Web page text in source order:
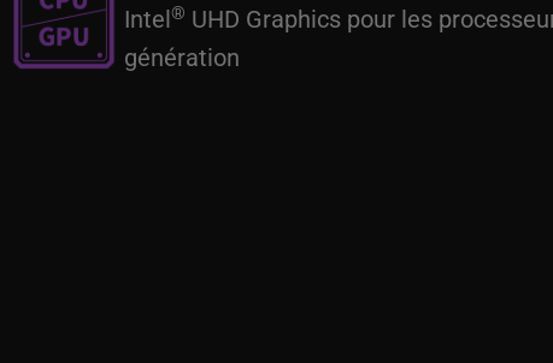
Intel ® UHD Graphics pour les
génération